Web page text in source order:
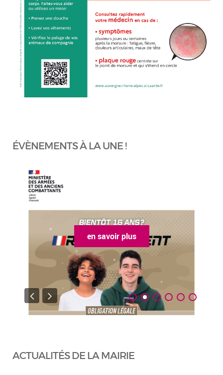
ÉVÈNEMENTS À LA UNE !
en savoir plus
ACTUALITÉS DE LA MAIRIE